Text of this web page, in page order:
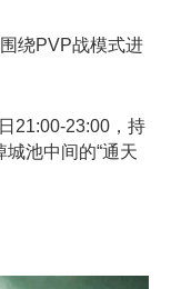
绕PVP战模式进
21:00-23:00，持
池中间的“通天